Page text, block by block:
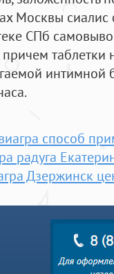
Москвы
СПб
интимной
способ
радуга
Дзержинск